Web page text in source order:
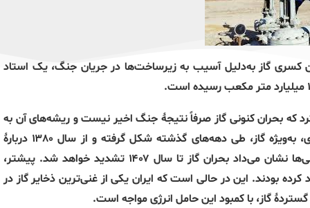
کسری گاز به‌دلیل آسیب به زیرساخت‌ها در جریان جنگ، یک استاد
عین حال تأکید کرد که بحران کنونی گاز صرفاً نتیجهٔ جنگ اخیر نیست و ریشه‌های آن به
سال‌ها پیش بازمی‌گردد. او گفت مشکلات فزاینده در بخش انرژی، به‌ویژه گاز، طی دهه‌های گذشته شکل گرفته و از سال ۱۳۸۰ دربارهٔ
رسیدن کشور به وضعیت فعلی هشدار داده شده بود و پیش‌بینی‌ها نشان می‌داد بحران گاز تا سال ۱۴۰۷ تشدید خواهد شد. پیشتر،
متر مکعبی گاز را تأیید کرده بودند. این در حالی است که ایران یکی از غنی‌ترین ذخایر گاز در
گاز، با کمبود این حامل انرژی مواجه است.